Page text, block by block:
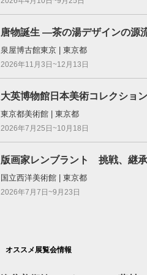
唐物誕生 ―茶の湯デザインの源
泉屋博古館東京 | 東京都
2026年11月3日~12月13日
大英博物館日本美術コレクショ
東京都美術館 | 東京都
2026年7月25日~10月18日
版画家レンブラント 挑戦、継
国立西洋美術館 | 東京都
2026年7月7日~9月23日
オススメ展覧会情報